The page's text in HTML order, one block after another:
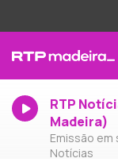
RTP
Madeira)
Emissão em
Notícias